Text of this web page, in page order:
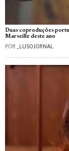
Duas coproduções
Marseille deste ano
POR _LUSOJORNAL